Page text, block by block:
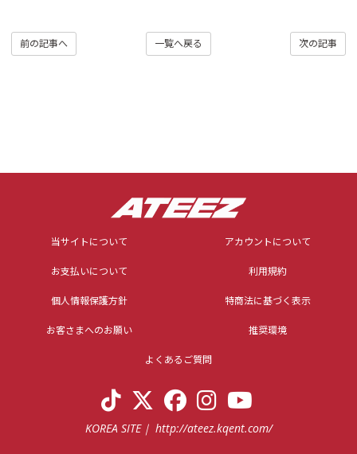
次の記事
一覧へ戻る
前の記事へ
当サイトについて アカウントについて
お支払いについて 利用規約
個人情報保護方針 特商法に基づく表示
お客さまへのお願い 推奨環境
よくあるご質問
KOREA SITE http://ateez.kqent.com/